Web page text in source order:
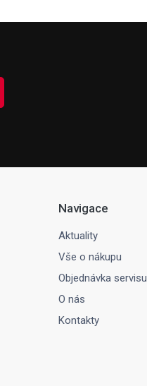
Navigace
Aktuality
Vše o nákupu
Objednávka servisu
O nás
Kontakty